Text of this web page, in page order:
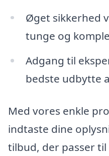
Øget sikkerhed
tunge og
Adgang til
bedste udbytte
Med vores enkle
indtaste dine
tilbud, der passer